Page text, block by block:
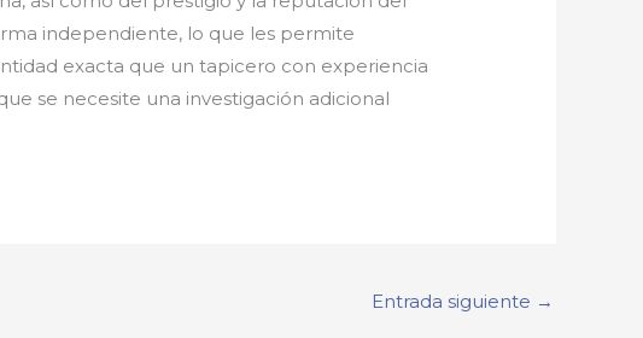
independiente, lo que les permite
exacta que un tapicero con experiencia
se necesite una investigación adicional
Entrada siguiente →